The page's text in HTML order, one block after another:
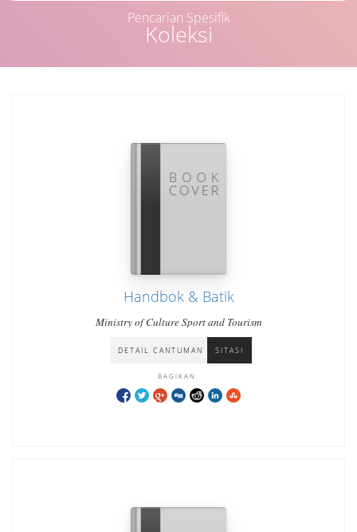
Koleksi
Pencarian Spesifik
Handbok & Batik
Ministry of Culture Sport and Tourism
DETAIL CANTUMAN SITASI
BAGIKAN: